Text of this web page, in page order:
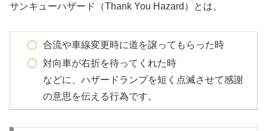
サンキューハザード（Thank You Hazard）とは、
合流や車線変更時に道を譲ってもらった時
対向車が右折を待ってくれた時
などに、ハザードランプを短く点滅させて感謝
の意思を伝える行為です。